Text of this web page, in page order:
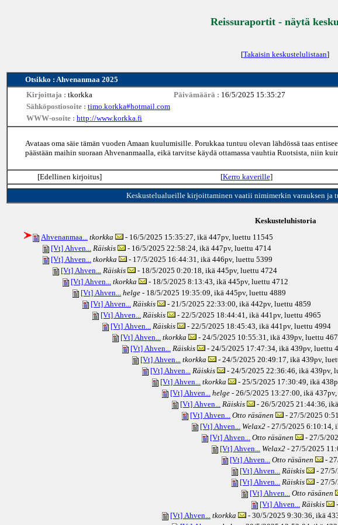
Reissuraportit - näytä
[Takaisin keskustelulistaan]
Otsikko : Ahvenanmaa 2025
Kirjoittaja : tkorkka Päivämäärä : 16/5/2025 15:35:27
Sähköpostiosoite : timo.korkka#hotmail.com
WWW-osoite : http://www.korkka.fi
Avataas oma säie tämän vuoden Amaan kuulumisille. Porukkaa tuntuu olevan lähdössä taas
päästään maihin suoraan Ahvenanmaalla, eikä tarvitse käydä ottamassa vauhtia Ruotsista, niin
[Edellinen kirjoitus] [Kerro kaverille]
Keskustelualueille kirjoittaminen vaatii nimimerkin varauksen ja
Keskusteluhistoria
Ahvenanmaa... tkorkka - 16/5/2025 15:35:27, ikä 447pv, luettu 11545
[Vt] Ahven... Räiskis - 16/5/2025 22:58:24, ikä 447pv, luettu 4714
[Vt] Ahven... tkorkka - 17/5/2025 16:44:31, ikä 446pv, luettu 5399
[Vt] Ahven... Räiskis - 18/5/2025 0:20:18, ikä 445pv, luettu 4724
[Vt] Ahven... tkorkka - 18/5/2025 8:13:43, ikä 445pv, luettu 4712
[Vt] Ahven... helge - 18/5/2025 19:35:09, ikä 445pv, luettu 4889
[Vt] Ahven... Räiskis - 21/5/2025 22:33:00, ikä 442pv, luettu 4859
[Vt] Ahven... Räiskis - 22/5/2025 18:44:41, ikä 441pv, luettu 4965
[Vt] Ahven... Räiskis - 22/5/2025 18:45:43, ikä 441pv, luettu 4994
[Vt] Ahven... tkorkka - 24/5/2025 10:55:31, ikä 439pv, luettu
[Vt] Ahven... Räiskis - 24/5/2025 17:47:34, ikä 439pv, luettu
[Vt] Ahven... tkorkka - 24/5/2025 20:49:17, ikä 439pv,
[Vt] Ahven... Räiskis - 24/5/2025 22:36:46, ikä 439pv,
[Vt] Ahven... tkorkka - 25/5/2025 17:30:49, ikä
[Vt] Ahven... helge - 26/5/2025 13:27:00, ikä 437pv
[Vt] Ahven... Räiskis - 26/5/2025 21:44:36, ikä
[Vt] Ahven... Otto räsänen - 27/5/2025
[Vt] Ahven... Welax2 - 27/5/2025 6:10:14,
[Vt] Ahven... Otto räsänen - 27/5/
[Vt] Ahven... Welax2 - 27/5/2025
[Vt] Ahven... Otto räsänen -
[Vt] Ahven... Räiskis - 27/
[Vt] Ahven... Räiskis - 27/
[Vt] Ahven... Otto räsänen
[Vt] Ahven... Räiskis
[Vt] Ahven... tkorkka - 30/5/2025 9:30:36, ikä